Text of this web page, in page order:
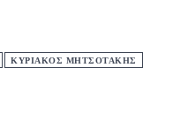
ΚΥΡΙΑΚΟΣ ΜΗΤΣΟΤΑΚΗΣ